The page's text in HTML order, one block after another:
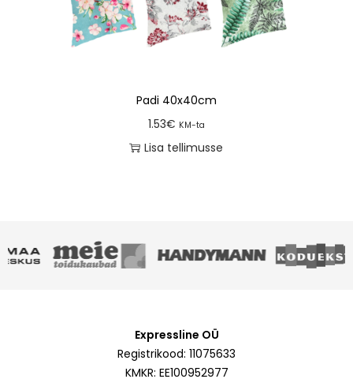
Padi 40x40cm
1.53€ KM-ta
Lisa tellimusse
Expressline OÜ
Registrikood: 11075633
KMKR: EE100952977